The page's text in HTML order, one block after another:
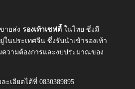
ายส่ง รองเท้าเซฟตี้ ในไทย ซึ่งมี
ในประเทศจีน ซึ่งรับนำเข้ารองเท้า
วามต้องการและงบประมาณของ
เอียดได้ที่ 0830389895